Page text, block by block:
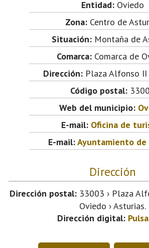
Entidad:Oviedo
Zona:Centro de
Situación:Montaña de
Comarca:Comarca de
Dirección: Plaza Alfonso
Código postal:
Web del municipio:
E-mail: Oficina de
E-mail:Ayuntamiento de
Dirección
Dirección postal: 33003 › Plaza
Oviedo › Asturias.
Dirección digital: